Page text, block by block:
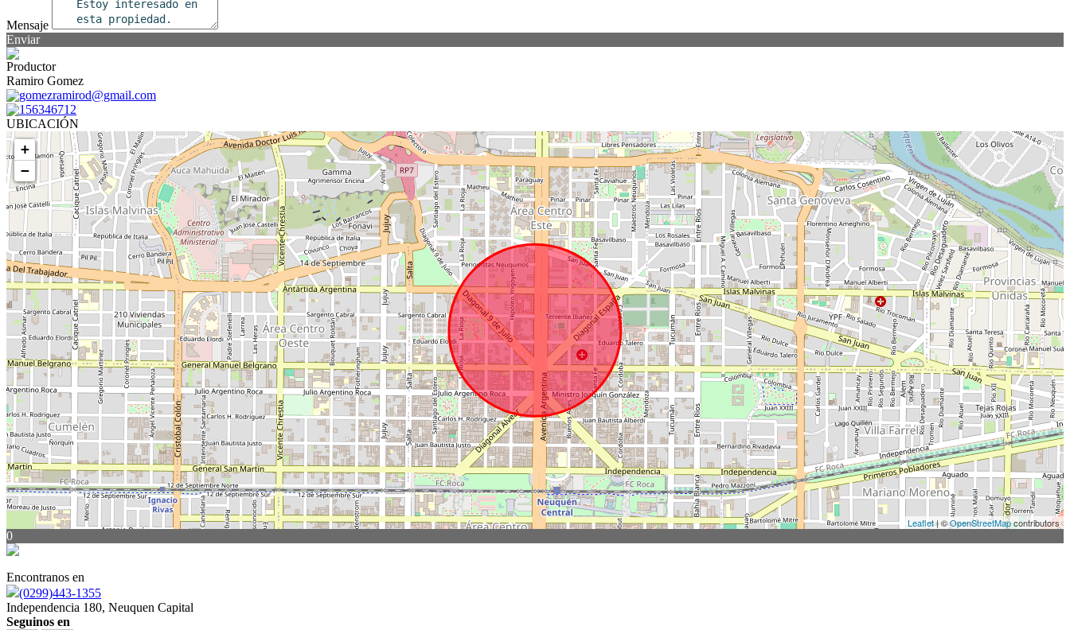
Mensaje
Enviar
Productor
Ramiro Gomez
gomezramirod@gmail.com
156346712
UBICACIÓN
+
−
Leaflet| ©OpenStreetMapcontributors
0
Encontranos en
(0299)443-1355
Independencia 180, Neuquen Capital
Seguinos en